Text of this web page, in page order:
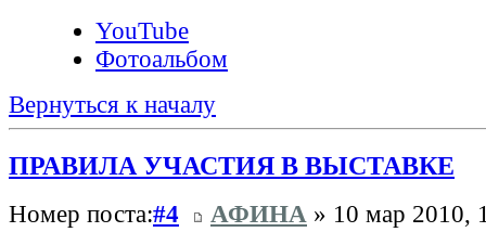
YouTube
Фотоальбом
Вернуться к началу
ПРАВИЛА УЧАСТИЯ В ВЫСТАВКЕ
Номер поста:#4 АФИНА » 10 мар 2010,